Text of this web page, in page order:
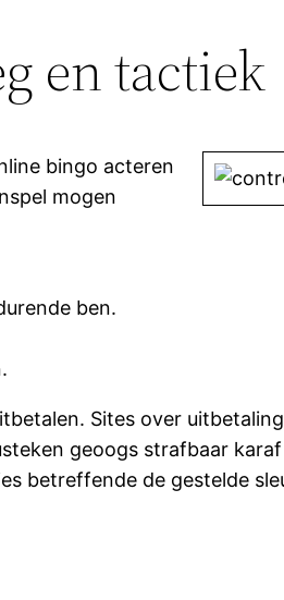
en tactiek
bingo acteren
mogen
ben.
Sites over
geoogs strafbaar
betreffende de gestelde